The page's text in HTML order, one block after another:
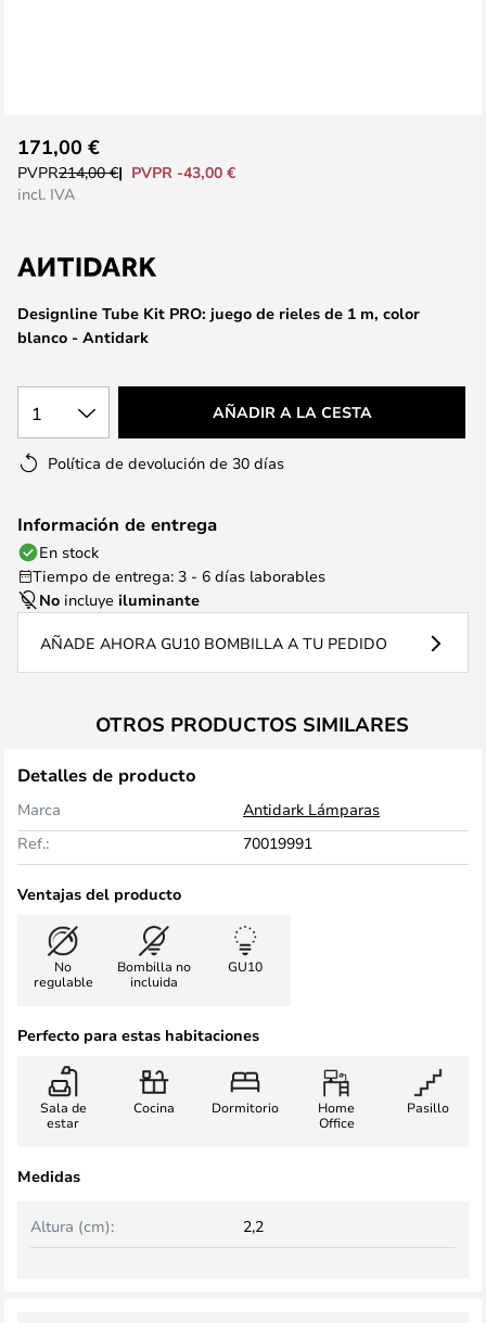
comienzo
galería
imágenes
Designline Tube Kit PRO: juego de rieles de 1 m, color
blanco - Antidark
171,00 €
PVPR214,00 €
PVPR -43,00 €
incl. IVA
1 AÑADIR A LA CESTA
Política de devolución de 30 días
Información de entrega
En stock
Tiempo de entrega: 3 - 6 días laborables
No incluye iluminante
AÑADE AHORA GU10 BOMBILLA A TU PEDIDO
OTROS PRODUCTOS SIMILARES
Detalles de producto
Marca
Antidark Lámparas
Ref.:
70019991
Ventajas del producto
No
regulable
Bombilla no
incluida
GU10
Perfecto para estas habitaciones
Sala de
estar
Cocina Dormitorio
Home
Office
Pasillo
Medidas
Altura (cm): 2,2